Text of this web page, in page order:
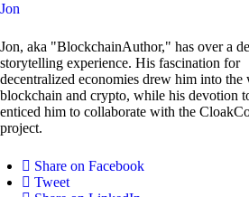
Jon
Jon, aka "BlockchainAuthor," has over a
storytelling experience. His fascination for
decentralized economies drew him into
blockchain and crypto, while his devotion
enticed him to collaborate with the
project.
Share on Facebook
Tweet